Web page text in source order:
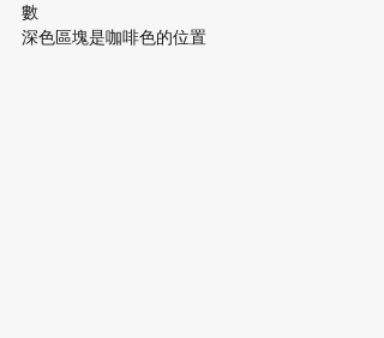
數
深色區塊是咖啡色的位置